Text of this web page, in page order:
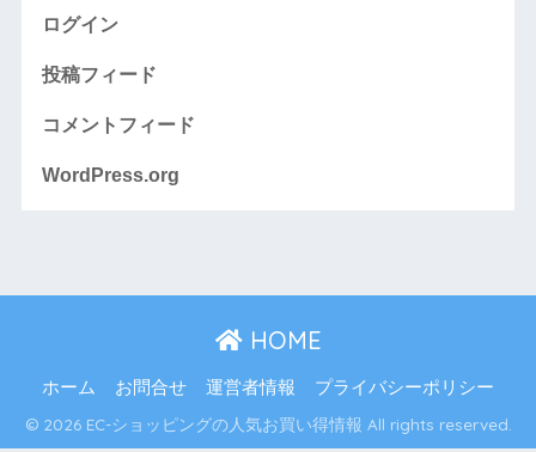
ログイン
投稿フィード
コメントフィード
WordPress.org
HOME
ホーム お問合せ 運営者情報 プライバシーポリシー
© 2026 EC-ショッピングの人気お買い得情報 All rights reserved.